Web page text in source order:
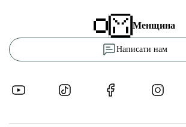
Менщина
Написати нам